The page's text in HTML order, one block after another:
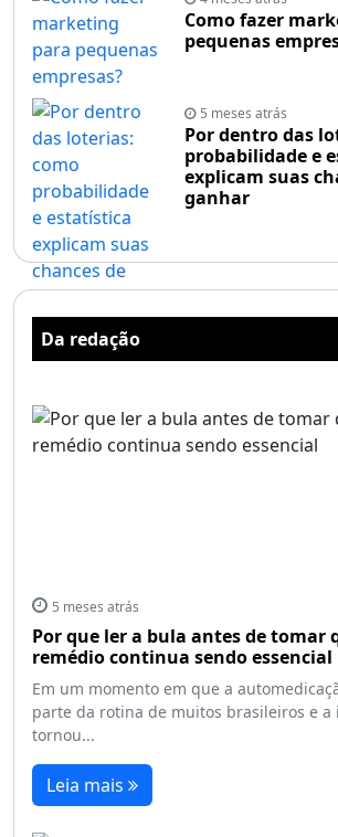
Como fazer
pequenas
5 meses atrás
Por dentro das
probabilidade e
explicam suas
ganhar
Da redação
5 meses atrás
Por que ler a bula antes de tomar
remédio continua sendo essencial
Em um momento em que a
parte da rotina de muitos brasileiros e a
tornou...
Leia mais